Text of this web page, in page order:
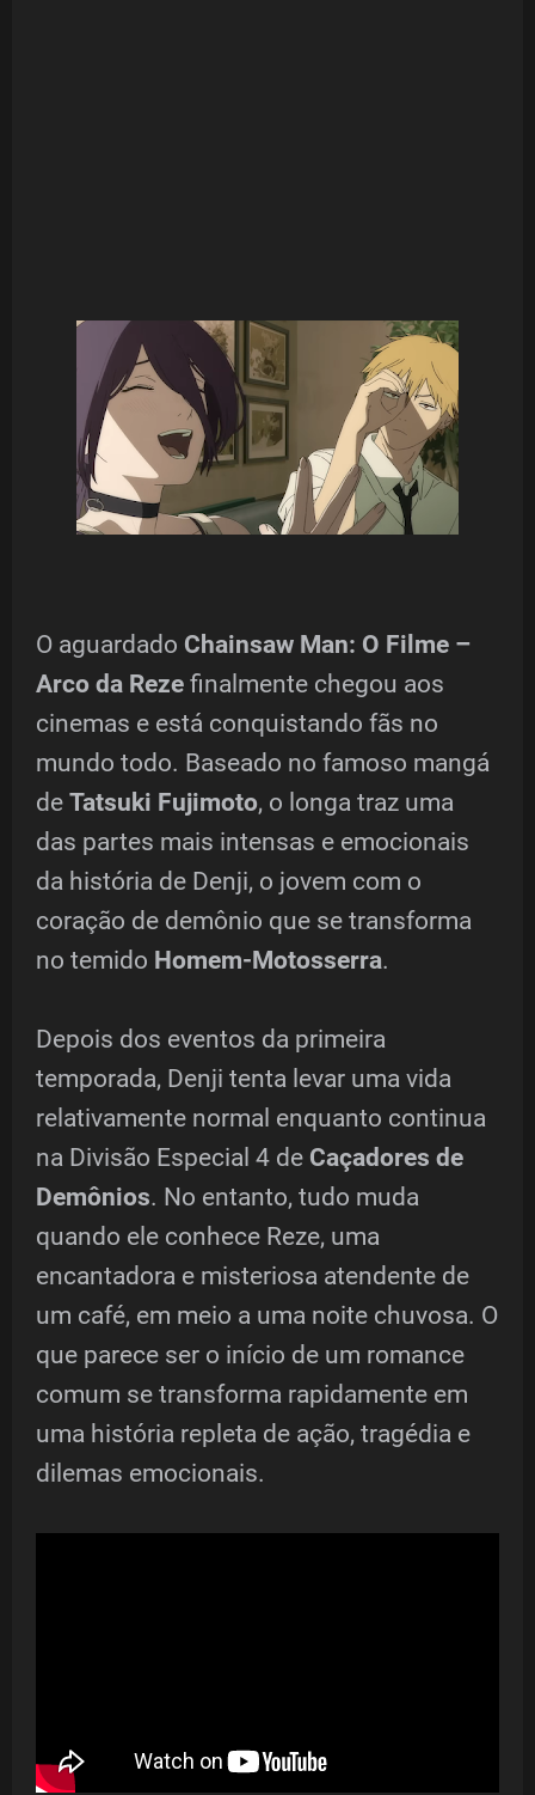
O aguardado Chainsaw Man: O Filme –
Arco da Reze finalmente chegou aos
cinemas e está conquistando fãs no
mundo todo. Baseado no famoso mangá
de Tatsuki Fujimoto, o longa traz uma
das partes mais intensas e emocionais
da história de Denji, o jovem com o
coração de demônio que se transforma
no temido Homem-Motosserra.
Depois dos eventos da primeira
temporada, Denji tenta levar uma vida
relativamente normal enquanto continua
na Divisão Especial 4 de Caçadores de
Demônios. No entanto, tudo muda
quando ele conhece Reze, uma
encantadora e misteriosa atendente de
um café, em meio a uma noite chuvosa. O
que parece ser o início de um romance
comum se transforma rapidamente em
uma história repleta de ação, tragédia e
dilemas emocionais.